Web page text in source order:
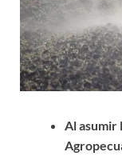
Al asumir